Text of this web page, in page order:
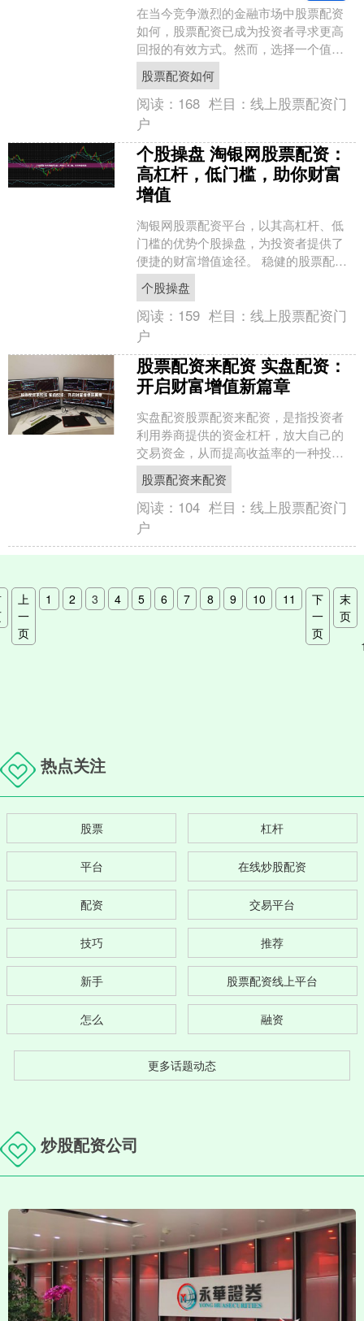
在当今竞争激烈的金融市场中股票配资
如何，股票配资已成为投资者寻求更高
回报的有效方式。然而，选择一个值得
信赖的配资平台至关重要，以确保资金
安全和交易顺利。 * *....
股票配资如何
阅读： 168 栏目：线上股票配资门
户
个股操盘 淘银网股票配资：
高杠杆，低门槛，助你财富
增值
淘银网股票配资平台，以其高杠杆、低
门槛的优势个股操盘，为投资者提供了
便捷的财富增值途径。 稳健的股票配资
的关键在于控制风险。投资者应选择信
誉良好的券商，并根据自....
个股操盘
阅读： 159 栏目：线上股票配资门
户
股票配资来配资 实盘配资：
开启财富增值新篇章
实盘配资股票配资来配资，是指投资者
利用券商提供的资金杠杆，放大自己的
交易资金，从而提高收益率的一种投资
方式。它为投资者提供了撬动更大资金
的杠杆，助力财富增值。 ....
股票配资来配资
阅读： 104 栏目：线上股票配资门
户
上
一
页
1 2 3 4 5 6 7 8 9 10 11
下
一
页
末
页
热点关注
股票 杠杆
平台 在线炒股配资
配资 交易平台
技巧 推荐
新手 股票配资线上平台
怎么 融资
更多话题动态
炒股配资公司